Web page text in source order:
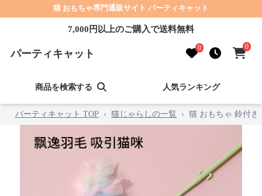
猫 おもちゃ専門通販サイト パーティキャット
7,000円以上のご購入で送料無料
パーティキャット 0 0
商品を検索する 人気ランキング
パーティキャット TOP › 猫じゃらしの一覧 › 猫 おもちゃ 鈴付き